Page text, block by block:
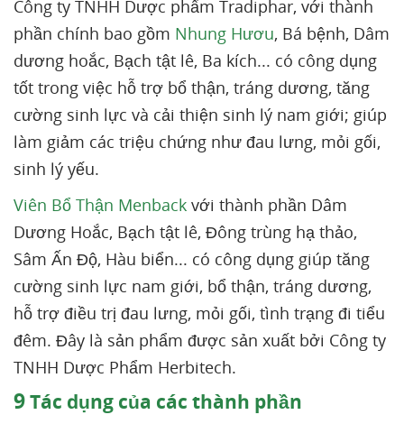
Công ty TNHH Dược phẩm Tradiphar, với thành
phần chính bao gồm Nhung Hươu, Bá bệnh, Dâm
dương hoắc, Bạch tật lê, Ba kích... có công dụng
tốt trong việc hỗ trợ bổ thận, tráng dương, tăng
cường sinh lực và cải thiện sinh lý nam giới; giúp
làm giảm các triệu chứng như đau lưng, mỏi gối,
sinh lý yếu.
Viên Bổ Thận Menback với thành phần Dâm
Dương Hoắc, Bạch tật lê, Đông trùng hạ thảo,
Sâm Ấn Độ, Hàu biển... có công dụng giúp tăng
cường sinh lực nam giới, bổ thận, tráng dương,
hỗ trợ điều trị đau lưng, mỏi gối, tình trạng đi tiểu
đêm. Đây là sản phẩm được sản xuất bởi Công ty
TNHH Dược Phẩm Herbitech.
9Tác dụng của các thành phần